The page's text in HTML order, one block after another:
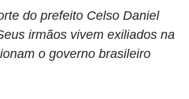
do prefeito Celso Daniel
irmãos vivem exiliados na
o governo brasileiro